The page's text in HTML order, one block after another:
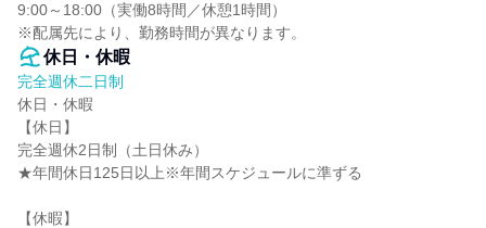
9:00～18:00（実働8時間／休憩1時間）
※配属先により、勤務時間が異なります。
休日・休暇
完全週休二日制
休日・休暇
【休日】
完全週休2日制（土日休み）
★年間休日125日以上※年間スケジュールに準ずる
【休暇】